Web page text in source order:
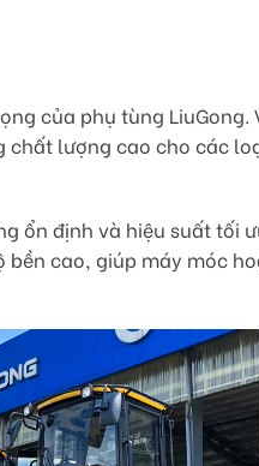
của phụ tùng LiuGong.
lượng cao cho các
ổn định và hiệu suất tối
cao, giúp máy móc